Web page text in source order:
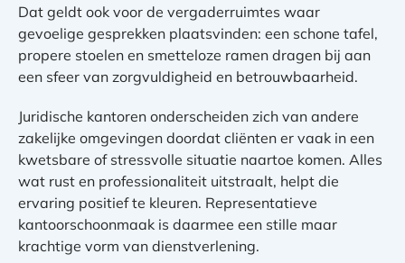
Dat geldt ook voor de vergaderruimtes waar
gevoelige gesprekken plaatsvinden: een schone tafel,
propere stoelen en smetteloze ramen dragen bij aan
een sfeer van zorgvuldigheid en betrouwbaarheid.
Juridische kantoren onderscheiden zich van andere
zakelijke omgevingen doordat cliënten er vaak in een
kwetsbare of stressvolle situatie naartoe komen. Alles
wat rust en professionaliteit uitstraalt, helpt die
ervaring positief te kleuren. Representatieve
kantoorschoonmaak is daarmee een stille maar
krachtige vorm van dienstverlening.